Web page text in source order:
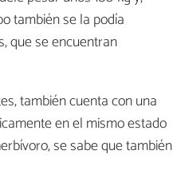
también se la podía
que se encuentran
también cuenta con una
en el mismo estado
se sabe que también